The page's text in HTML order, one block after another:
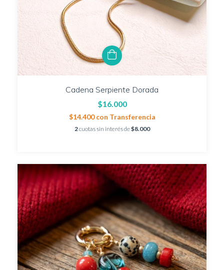
Cadena Serpiente Dorada
$16.000
$14.400con Transferencia
2cuotas sin interés de$8.000